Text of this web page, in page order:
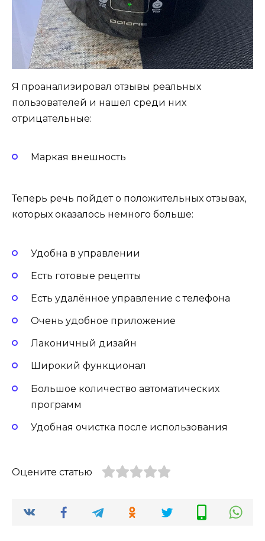
Я проанализировал отзывы реальных
пользователей и нашел среди них
отрицательные:
Маркая внешность
Теперь речь пойдет о положительных отзывах,
которых оказалось немного больше:
Удобна в управлении
Есть готовые рецепты
Есть удалённое управление с телефона
Очень удобное приложение
Лаконичный дизайн
Широкий функционал
Большое количество автоматических
программ
Удобная очистка после использования
Оцените статью